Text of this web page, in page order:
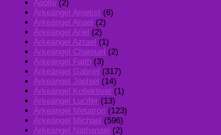
Apollo (2)
Ärkeängel Ametist (6)
Ärkeängel Anael (2)
Ärkeängel Ariel (2)
Ärkeängel Azrael (1)
Ärkeängel Chamuel (2)
Ärkeängel Faith (3)
Ärkeängel Gabriel (317)
Ärkeängel Jophiel (14)
Ärkeängel Kollektivet (1)
Ärkeängel Lucifer (13)
Ärkeängel Metatron (123)
Ärkeängel Michael (596)
Ärkeängel Nathanael (2)